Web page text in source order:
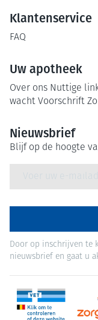
Klantenservice
FAQ
Uw apotheek
Over ons Nuttige
wacht Voorschrift
Nieuwsbrief
Blijf op de hoogte
Door op inschrijven te
nieuwsbrief en gaat u